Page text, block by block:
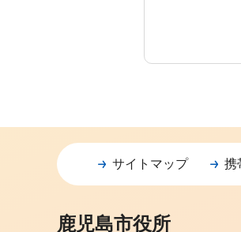
サイトマップ 携
鹿児島市役所